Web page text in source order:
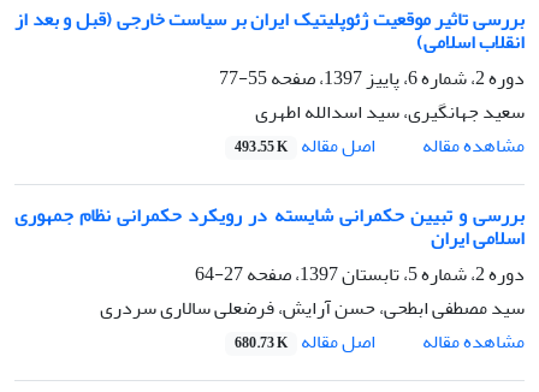
بررسی تاثیر موقعیت ژئوپلیتیک ایران بر سیاست خارجی (قبل و بعد از
انقلاب اسلامی)
دوره 2، شماره 6، پاییز 1397، صفحه
55-77
سعید جهانگیری، سید اسدالله اطهری
مشاهده مقاله
اصل مقاله 493.55 K
بررسی و تبیین حکمرانی شایسته در رویکرد حکمرانی نظام جمهوری
اسلامی ایران
دوره 2، شماره 5، تابستان 1397، صفحه
27-64
سید مصطفی ابطحی، حسن آرایش، فرضعلی سالاری سردری
مشاهده مقاله
اصل مقاله 680.73 K